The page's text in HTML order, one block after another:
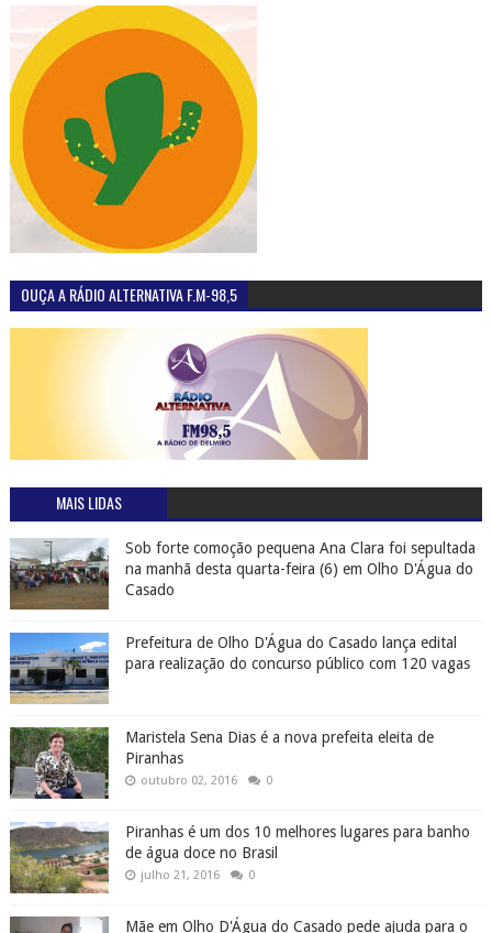
OUÇA A RÁDIO ALTERNATIVA F.M-98,5
MAIS LIDAS
Sob forte comoção pequena Ana Clara foi sepultada
na manhã desta quarta-feira (6) em Olho D'Água do
Casado
Prefeitura de Olho D'Água do Casado lança edital
para realização do concurso público com 120 vagas
Maristela Sena Dias é a nova prefeita eleita de
Piranhas
outubro 02, 2016 0
Piranhas é um dos 10 melhores lugares para banho
de água doce no Brasil
julho 21, 2016 0
Mãe em Olho D'Água do Casado pede ajuda para o